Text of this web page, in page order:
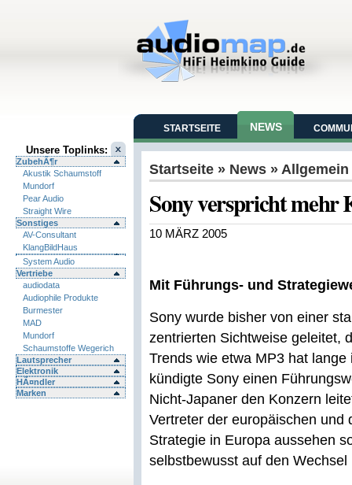
Unsere Toplinks:
ZubehÃ¶r
Akustik Schaumstoff
Mundorf
Pear Audio
Straight Wire
Sonstiges
AV-Consultant
KlangBildHaus
System Audio
Vertriebe
audiodata
Audiophile Produkte
Burmester
MAD
Mundorf
Schaumstoffe Wegerich
Lautsprecher
Elektronik
HÃ¤ndler
Marken
STARTSEITE NEWS
Startseite » News » Allgemein
Sony verspricht mehr
10 MÄRZ 2005
Mit Führungs- und
Sony wurde bisher von einer
zentrierten Sichtweise geleitet,
Trends wie etwa MP3 hat
kündigte Sony einen
Nicht-Japaner den Konzern
Vertreter der europäischen und
Strategie in Europa aussehen
selbstbewusst auf den